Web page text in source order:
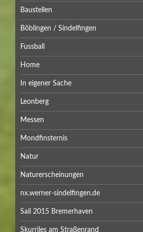
Baustellen
Böblingen / Sindelfingen
Fussball
Home
In eigener Sache
Leonberg
Messen
Mondfinsternis
Natur
Naturerscheinungen
nx.werner-sindelfingen.de
Sail 2015 Bremerhaven
Skurriles am Straßenrand